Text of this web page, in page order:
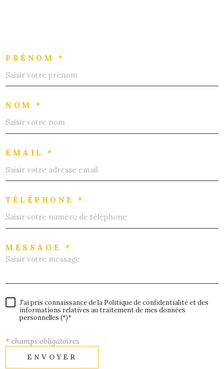
PRÉNOM *
NOM *
EMAIL *
TÉLÉPHONE *
MESSAGE *
J'ai pris connaissance de la Politique de confidentialité et des
informations relatives au traitement de mes données
personnelles (*)*
* champs obligatoires
ENVOYER